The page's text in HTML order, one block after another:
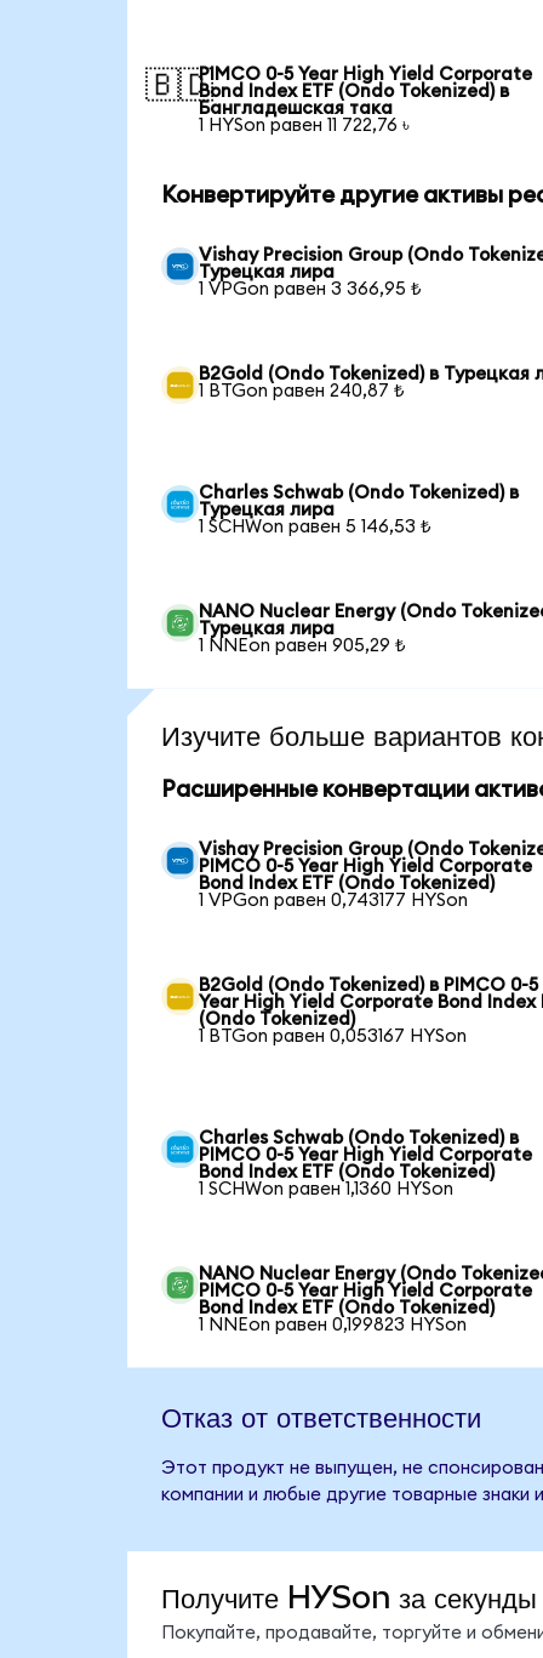
🇧🇩PIMCO 0-5 Year High Yield Corporate
Bond Index ETF (Ondo Tokenized) в
Бангладешская така
1 HYSon равен 11 722,76 ৳
Конвертируйте другие активы
Vishay Precision Group (Ondo
Турецкая лира
1 VPGon равен 3 366,95 ₺
B2Gold (Ondo Tokenized) в Турецкая
1 BTGon равен 240,87 ₺
Charles Schwab (Ondo Tokenized) в
Турецкая лира
1 SCHWon равен 5 146,53 ₺
NANO Nuclear Energy (Ondo
Турецкая лира
1 NNEon равен 905,29 ₺
Изучите больше вариантов
Расширенные конвертации
Vishay Precision Group (Ondo
PIMCO 0-5 Year High Yield Corporate
Bond Index ETF (Ondo Tokenized)
1 VPGon равен 0,743177 HYSon
B2Gold (Ondo Tokenized) в PIMCO 0-5
Year High Yield Corporate Bond Index
(Ondo Tokenized)
1 BTGon равен 0,053167 HYSon
Charles Schwab (Ondo Tokenized) в
PIMCO 0-5 Year High Yield Corporate
Bond Index ETF (Ondo Tokenized)
1 SCHWon равен 1,1360 HYSon
NANO Nuclear Energy (Ondo
PIMCO 0-5 Year High Yield Corporate
Bond Index ETF (Ondo Tokenized)
1 NNEon равен 0,199823 HYSon
Отказ от ответственности
Этот продукт не выпущен, не
компании и любые другие товарные знаки
Получите HYSon за секунды
Покупайте, продавайте, торгуйте и